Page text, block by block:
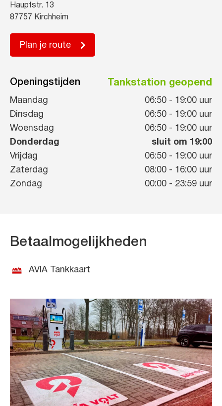
Hauptstr. 13
87757 Kirchheim
Plan je route
Openingstijden Tankstation geopend
Maandag 06:50 - 19:00 uur
Dinsdag
06:50 - 19:00 uur
Woensdag
06:50 - 19:00 uur
Donderdag
sluit om 19:00
Vrijdag
06:50 - 19:00 uur
Zaterdag
08:00 - 16:00 uur
Zondag
00:00 - 23:59 uur
Betaalmogelijkheden
AVIA Tankkaart